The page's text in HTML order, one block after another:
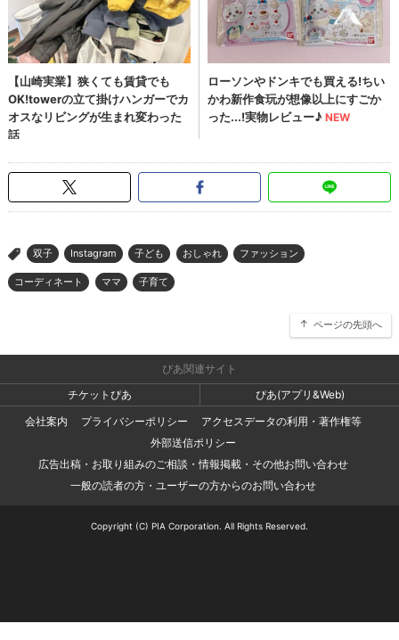
> 双子 Instagram 子ども おしゃれ ファッション
コーディネート ママ 子育て
ページの先頭へ
ぴあ関連サイト
チケットぴあ
ぴあ(アプリ&Web)
会社案内
プライバシーポリシー
アクセスデータの利用・著作権等
外部送信ポリシー
広告出稿・お取り組みのご相談・情報掲載・その他お問い合わせ
一般の読者の方・ユーザーの方からのお問い合わせ
Copyright (C) PIA Corporation. All Rights Reserved.